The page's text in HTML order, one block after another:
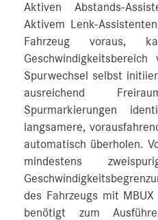
Aktiven Abstands-
Aktivem Lenk-
Fahrzeug voraus,
Spurwechsel selbst
ausreichend
Spurmarkierungen
langsamere,
automatisch überholen.
mindestens
des Fahrzeugs mit
benötigt zum